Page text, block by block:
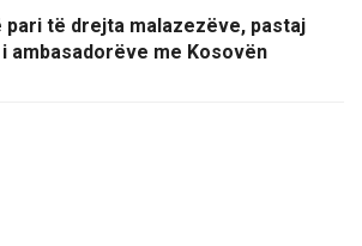
pari të drejta malazezëve, pastaj
ambasadorëve me Kosovën